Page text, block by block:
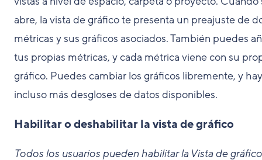
abre, la vista de gráfico te presenta un preajuste de
métricas y sus gráficos asociados. También puedes
tus propias métricas, y cada métrica viene con su
gráfico. Puedes cambiar los gráficos libremente, y hay
incluso más desgloses de datos disponibles.
Habilitar o deshabilitar la vista de gráfico
Todos los usuarios pueden habilitar la Vista de